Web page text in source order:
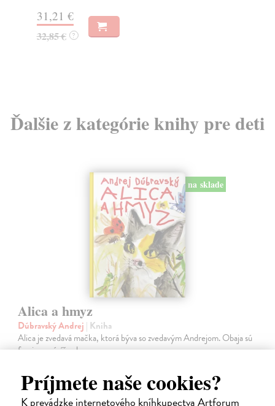
Príjmete naše cookies?
K prevádzke internetového kníhkupectva Artforum
31,21 €
32,85 € ?
Ďalšie z kategórie knihy pre deti
na sklade
Alica a hmyz
Dúbravský Andrej | Kniha
Alica je zvedavá mačka, ktorá býva so zvedavým Andrejom. Obaja sú
fascinovaní ríšou hmyzu.
28,03 €